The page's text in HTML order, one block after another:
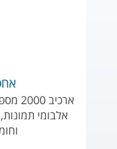
אלבומי